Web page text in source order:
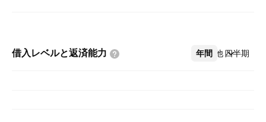
借入レベルと返済能力 年間 四半期
その他